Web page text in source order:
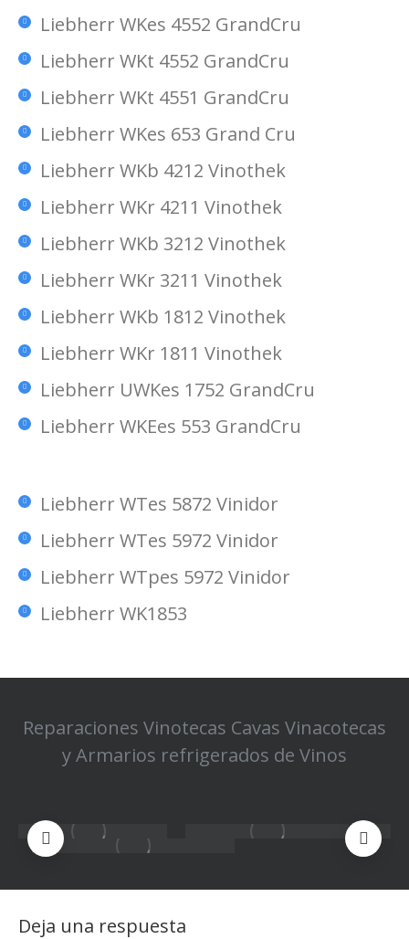
Liebherr WKes 4552 GrandCru
Liebherr WKt 4552 GrandCru
Liebherr WKt 4551 GrandCru
Liebherr WKes 653 Grand Cru
Liebherr WKb 4212 Vinothek
Liebherr WKr 4211 Vinothek
Liebherr WKb 3212 Vinothek
Liebherr WKr 3211 Vinothek
Liebherr WKb 1812 Vinothek
Liebherr WKr 1811 Vinothek
Liebherr UWKes 1752 GrandCru
Liebherr WKEes 553 GrandCru
Liebherr WTes 5872 Vinidor
Liebherr WTes 5972 Vinidor
Liebherr WTpes 5972 Vinidor
Liebherr WK1853
Reparaciones Vinotecas Cavas Vinacotecas
y Armarios refrigerados de Vinos
Deja una respuesta